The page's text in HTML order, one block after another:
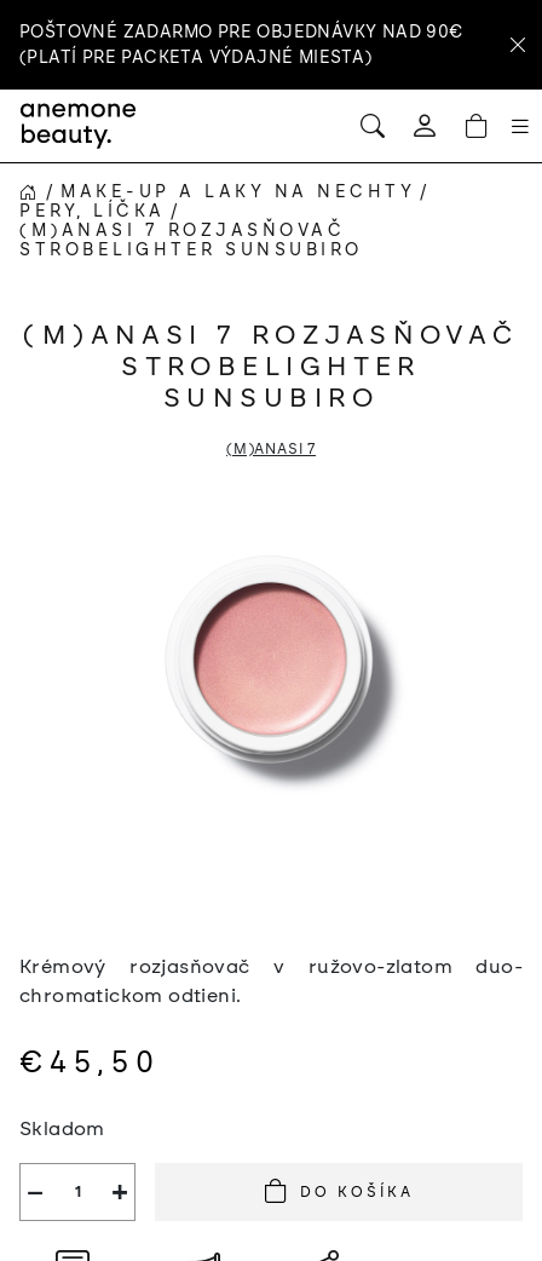
na
obsah
POŠTOVNÉ ZADARMO PRE OBJEDNÁVKY NAD 90€
(PLATÍ PRE PACKETA VÝDAJNÉ MIESTA)
HĽADAŤ
Prihlásenie
DOMOV
/ MAKE-UP A LAKY NA NECHTY /
PERY, LÍČKA /
(M)ANASI 7 ROZJASŇOVAČ
STROBELIGHTER SUNSUBIRO
Krémový rozjasňovač v ružovo-zlatom duo-
chromatickom odtieni.
€45,50
cena:
Skladom
+
− DO KOŠÍKA
(M)ANASI 7 ROZJASŇOVAČ
STROBELIGHTER
SUNSUBIRO
(M)ANASI 7